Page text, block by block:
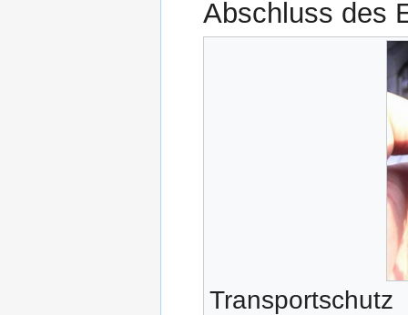
Abschluss des
Transportschutz